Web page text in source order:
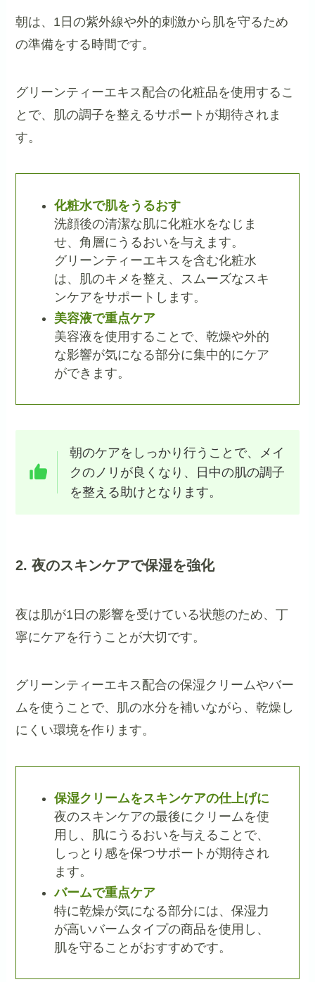
朝は、1日の紫外線や外的刺激から肌を守るため
の準備をする時間です。
グリーンティーエキス配合の化粧品を使用するこ
とで、肌の調子を整えるサポートが期待されま
す。
化粧水で肌をうるおす
洗顔後の清潔な肌に化粧水をなじま
せ、角層にうるおいを与えます。
グリーンティーエキスを含む化粧水
は、肌のキメを整え、スムーズなスキ
ンケアをサポートします。
美容液で重点ケア
美容液を使用することで、乾燥や外的
な影響が気になる部分に集中的にケア
ができます。
朝のケアをしっかり行うことで、メイ
クのノリが良くなり、日中の肌の調子
を整える助けとなります。
2. 夜のスキンケアで保湿を強化
夜は肌が1日の影響を受けている状態のため、丁
寧にケアを行うことが大切です。
グリーンティーエキス配合の保湿クリームやバー
ムを使うことで、肌の水分を補いながら、乾燥し
にくい環境を作ります。
保湿クリームをスキンケアの仕上げに
夜のスキンケアの最後にクリームを使
用し、肌にうるおいを与えることで、
しっとり感を保つサポートが期待され
ます。
バームで重点ケア
特に乾燥が気になる部分には、保湿力
が高いバームタイプの商品を使用し、
肌を守ることがおすすめです。